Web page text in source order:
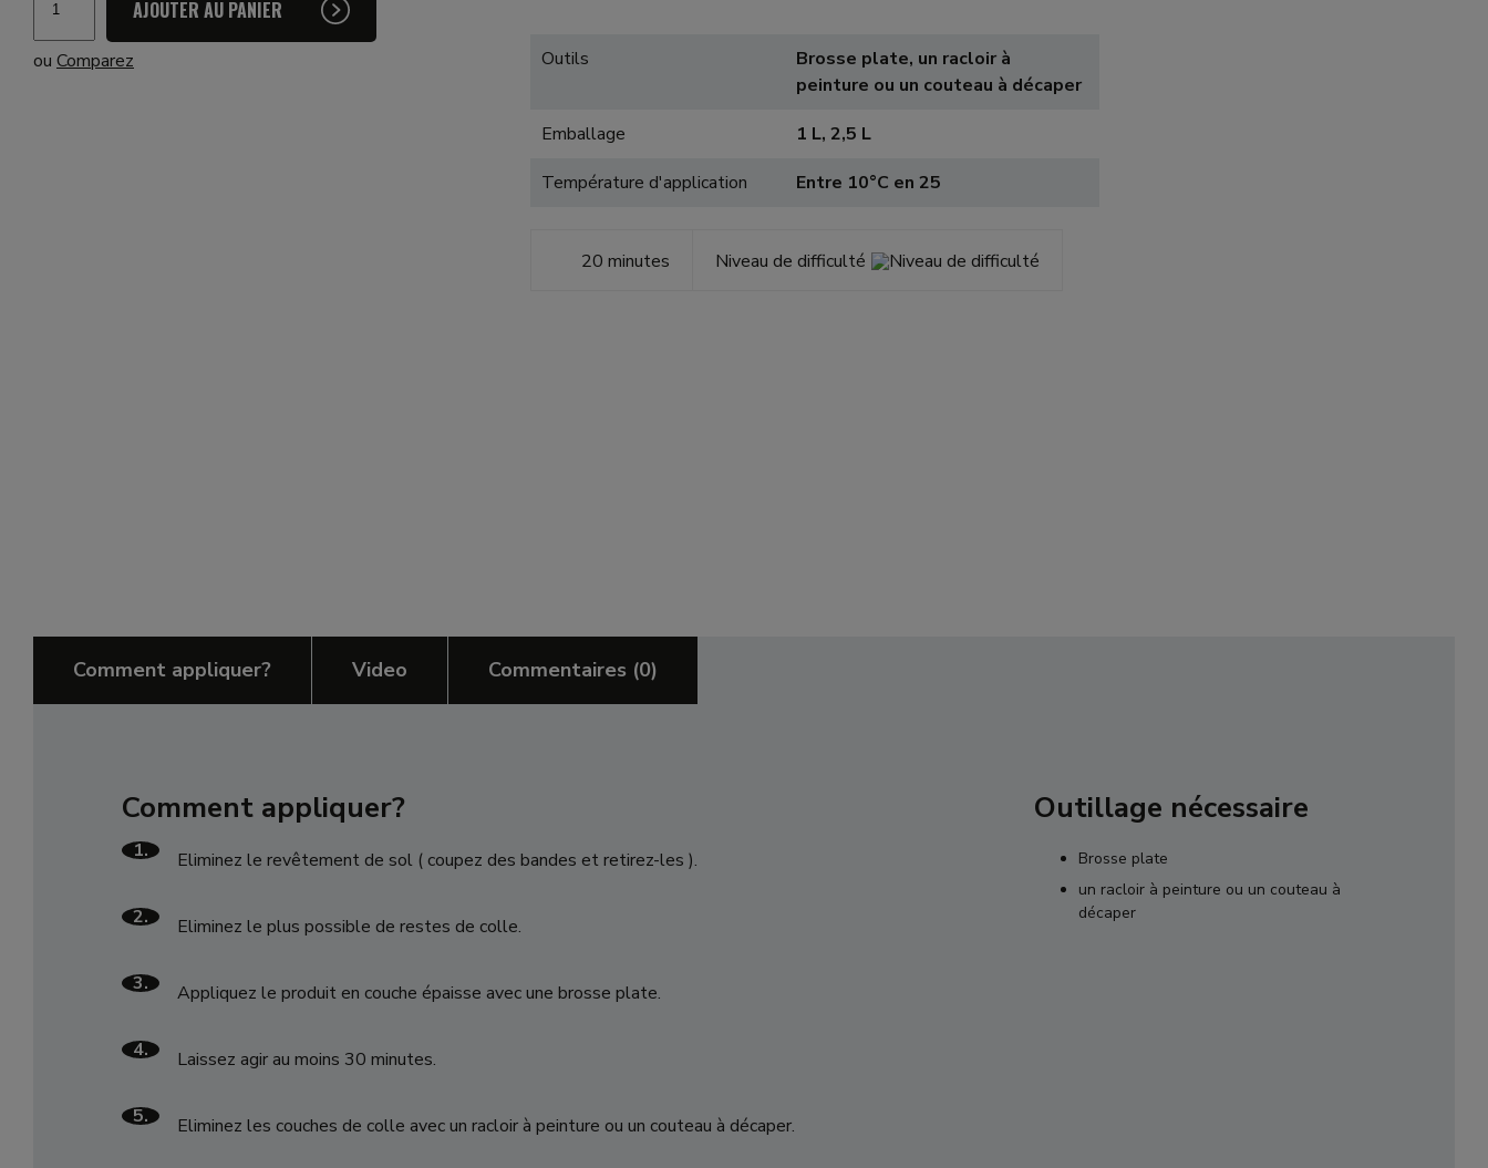
Décapant
Colle
AJOUTER AU PANIER
ou Comparez Outils
Brosse plate, un racloir à
peinture ou un couteau à décaper
Emballage
1 L, 2,5 L
Température d'application
Entre 10°C en 25
20 minutes Niveau de difficulté
Comment appliquer? Video Commentaires (0)
Comment appliquer?
1. Eliminez le revêtement de sol ( coupez des bandes et retirez-les ).
2. Eliminez le plus possible de restes de colle.
3. Appliquez le produit en couche épaisse avec une brosse plate.
4. Laissez agir au moins 30 minutes.
5. Eliminez les couches de colle avec un racloir à peinture ou un couteau à décaper.
Outillage nécessaire
Brosse plate
un racloir à peinture ou un couteau à
décaper